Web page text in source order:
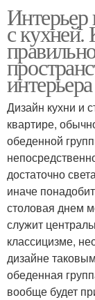
Интерьер
с кухней.
интерьера
Дизайн кухни и
квартире,
обеденной
достаточно
иначе
столовая днем
служит
классицизме,
дизайне
обеденная
вообще будет